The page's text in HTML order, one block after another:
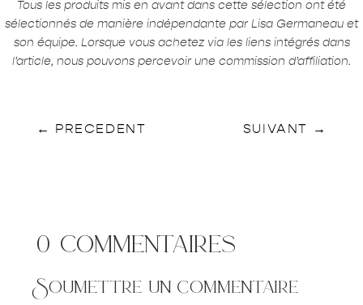
Tous les produits mis en avant dans cette sélection ont été
sélectionnés de manière indépendante par Lisa Germaneau et
son équipe. Lorsque vous achetez via les liens intégrés dans
l’article, nous pouvons percevoir une commission d’affiliation.
← PRECEDENT SUIVANT →
0 commentaires
Soumettre un commentaire